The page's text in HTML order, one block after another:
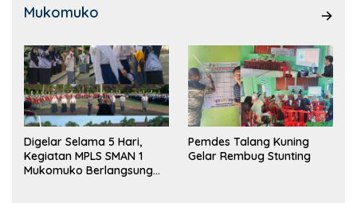
Mukomuko
Digelar Selama 5 Hari,
Kegiatan MPLS SMAN 1
Mukomuko Berlangsung
Pemdes Talang Kuning
Gelar Rembug Stunting